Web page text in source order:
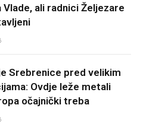
Vlade, ali radnici Željezare
Srebrenice pred velikim
Ovdje leže metali
očajnički treba